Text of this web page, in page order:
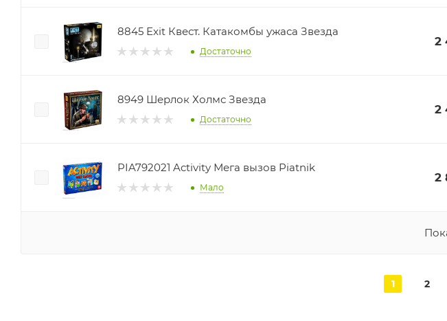
8845 Exit Квест. Катакомбы ужаса Звезда
Достаточно
2
8949 Шерлок Холмс Звезда
Достаточно
2
PIA792021 Activity Мега вызов Piatnik
Мало
2
1 2